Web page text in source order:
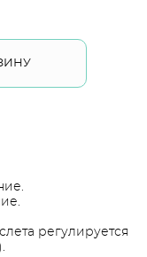
регулируется